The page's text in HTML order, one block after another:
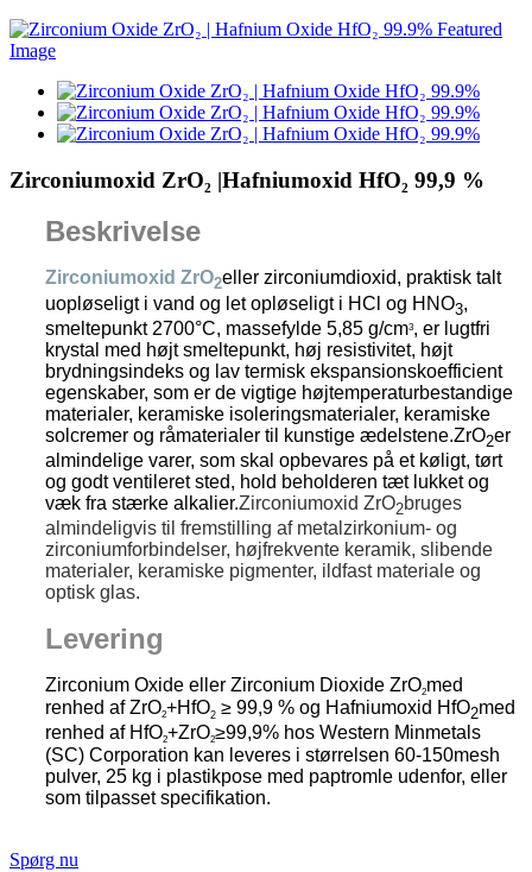
Zirconiumoxid ZrO₂ |Hafniumoxid HfO₂ 99,9 %
Beskrivelse
Zirconiumoxid ZrO2eller zirconiumdioxid, praktisk talt
uopløseligt i vand og let opløseligt i HCl og HNO3,
smeltepunkt 2700°C, massefylde 5,85 g/cm3, er lugtfri
krystal med højt smeltepunkt, høj resistivitet, højt
brydningsindeks og lav termisk ekspansionskoefficient
egenskaber, som er de vigtige højtemperaturbestandige
materialer, keramiske isoleringsmaterialer, keramiske
solcremer og råmaterialer til kunstige ædelstene.ZrO2er
almindelige varer, som skal opbevares på et køligt, tørt
og godt ventileret sted, hold beholderen tæt lukket og
væk fra stærke alkalier.Zirconiumoxid ZrO2bruges
almindeligvis til fremstilling af metalzirkonium- og
zirconiumforbindelser, højfrekvente keramik, slibende
materialer, keramiske pigmenter, ildfast materiale og
optisk glas.
Levering
Zirconium Oxide eller Zirconium Dioxide ZrO2med
renhed af ZrO2+HfO2 ≥ 99,9 % og Hafniumoxid HfO2med
renhed af HfO2+ZrO2≥99,9% hos Western Minmetals
(SC) Corporation kan leveres i størrelsen 60-150mesh
pulver, 25 kg i plastikpose med paptromle udenfor, eller
som tilpasset specifikation.
Spørg nu